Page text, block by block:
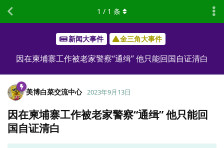
新闻大事件 金三角大事件
因在柬埔寨工作被老家警察“通缉” 他只能回国自证清白
1 / 1 条
美博白菜交流中心 2023年9月13日
因在柬埔寨工作被老家警察“通缉” 他只能回
国自证清白